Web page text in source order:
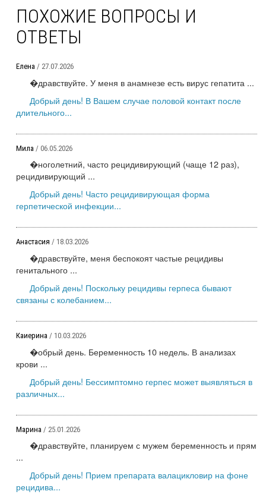
ПОХОЖИЕ ВОПРОСЫ И
ОТВЕТЫ
Елена / 27.07.2026
�дравствуйте. У меня в анамнезе есть вирус гепатита ...
Добрый день! В Вашем случае половой контакт после
длительного...
Мила / 06.05.2026
�ноголетний, часто рецидивирующий (чаще 12 раз),
рецидивирующий ...
Добрый день! Часто рецидивирующая форма
герпетической инфекции...
Анастасия / 18.03.2026
�дравствуйте, меня беспокоят частые рецидивы
генитального ...
Добрый день! Поскольку рецидивы герпеса бывают
связаны с колебанием...
Каиерина / 10.03.2026
�обрый день. Беременность 10 недель. В анализах
крови ...
Добрый день! Бессимптомно герпес может выявляться в
различных...
Марина / 25.01.2026
�дравствуйте, планируем с мужем беременность и прям
...
Добрый день! Прием препарата валацикловир на фоне
рецидива...